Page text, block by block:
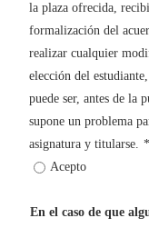
la plaza ofrecida,
formalización del
realizar cualquier
elección del
puede ser, antes de la
supone un problema
asignatura y titularse. *
Acepto
En el caso de que